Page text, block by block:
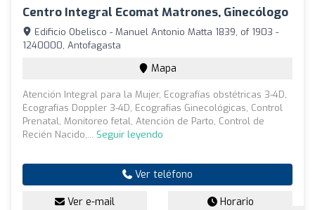
Centro Integral Ecomat Matrones, Ginecólogo
Edificio Obelisco - Manuel Antonio Matta 1839, of 1903 -
1240000, Antofagasta
Mapa
Atención Integral para la Mujer, Ecografías obstétricas 3-4D,
Ecografías Doppler 3-4D, Ecografías Ginecológicas, Control
Prenatal, Monitoreo fetal, Atención de Parto, Control de
Recién Nacido,... Seguir leyendo
Ver teléfono
Ver e-mail Horario